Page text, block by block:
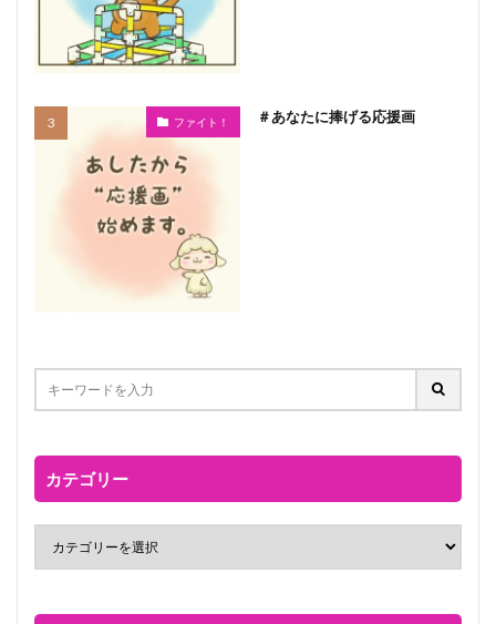
ファイト！ ＃あなたに捧げる応援画
カテゴリー